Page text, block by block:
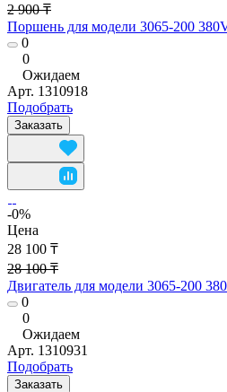
2 900 ₸
Поршень для модели 3065-200
0
0
Ожидаем
Арт. 1310918
Подобрать
Заказать
-0%
Цена
28 100 ₸
28 100 ₸
Двигатель для модели 3065-200
0
0
Ожидаем
Арт. 1310931
Подобрать
Заказать